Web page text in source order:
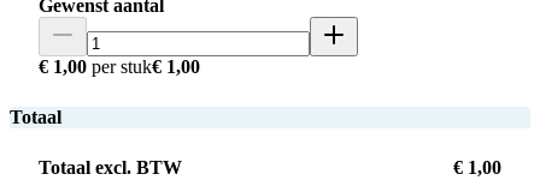
Gewenst aantal
€ 1,00 per stuk€ 1,00
Totaal
Totaal excl. BTW € 1,00